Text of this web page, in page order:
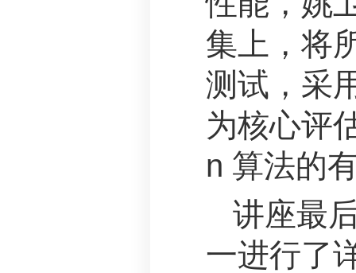
集上，将
测试，采
为核心评
n 算法的
讲座最
一进行了